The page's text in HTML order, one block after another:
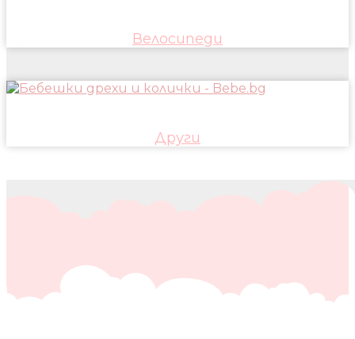
Велосипеди
Други